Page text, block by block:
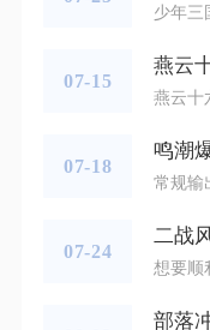
07-15
燕云
07-18
鸣潮
07-24
二战
部落